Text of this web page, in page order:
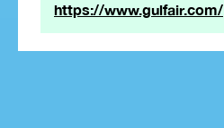
https://www.gulfair.com/